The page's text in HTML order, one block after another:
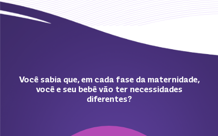
Você sabia que, em cada fase da maternidade,
você e seu bebê vão ter necessidades
diferentes?